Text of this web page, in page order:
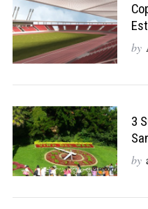
by
3
by